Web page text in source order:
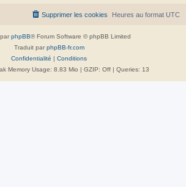
Heures au format UTC
Supprimer les cookies
phpBB® Forum Software © phpBB Limited
Traduit par phpBB-fr.com
Confidentialité | Conditions
Memory Usage: 8.83 Mio | GZIP: Off | Queries: 13